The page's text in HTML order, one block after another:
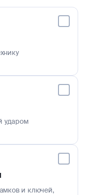
ударом
и ключей,